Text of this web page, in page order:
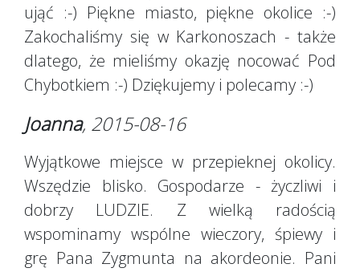
ująć :-) Piękne miasto, piękne okolice :-)
Zakochaliśmy się w Karkonoszach - także
dlatego, że mieliśmy okazję nocować Pod
Chybotkiem :-) Dziękujemy i polecamy :-)
Joanna, 2015-08-16
Wyjątkowe miejsce w przepieknej okolicy.
Wszędzie blisko. Gospodarze - życzliwi i
dobrzy LUDZIE. Z wielką radością
wspominamy wspólne wieczory, śpiewy i
grę Pana Zygmunta na akordeonie. Pani